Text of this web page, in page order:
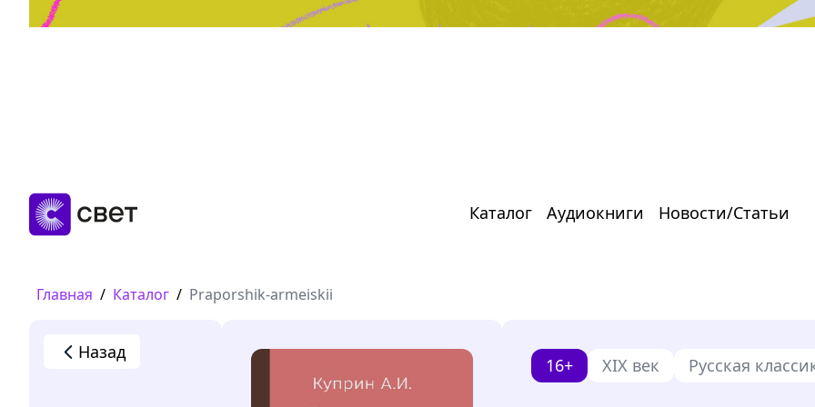
Дружба, любовь, взросление
Каталог Аудиокниги Новости/Статьи
Главная / Каталог / Praporshik-armeiskii
Назад
16+ XIX век Русская